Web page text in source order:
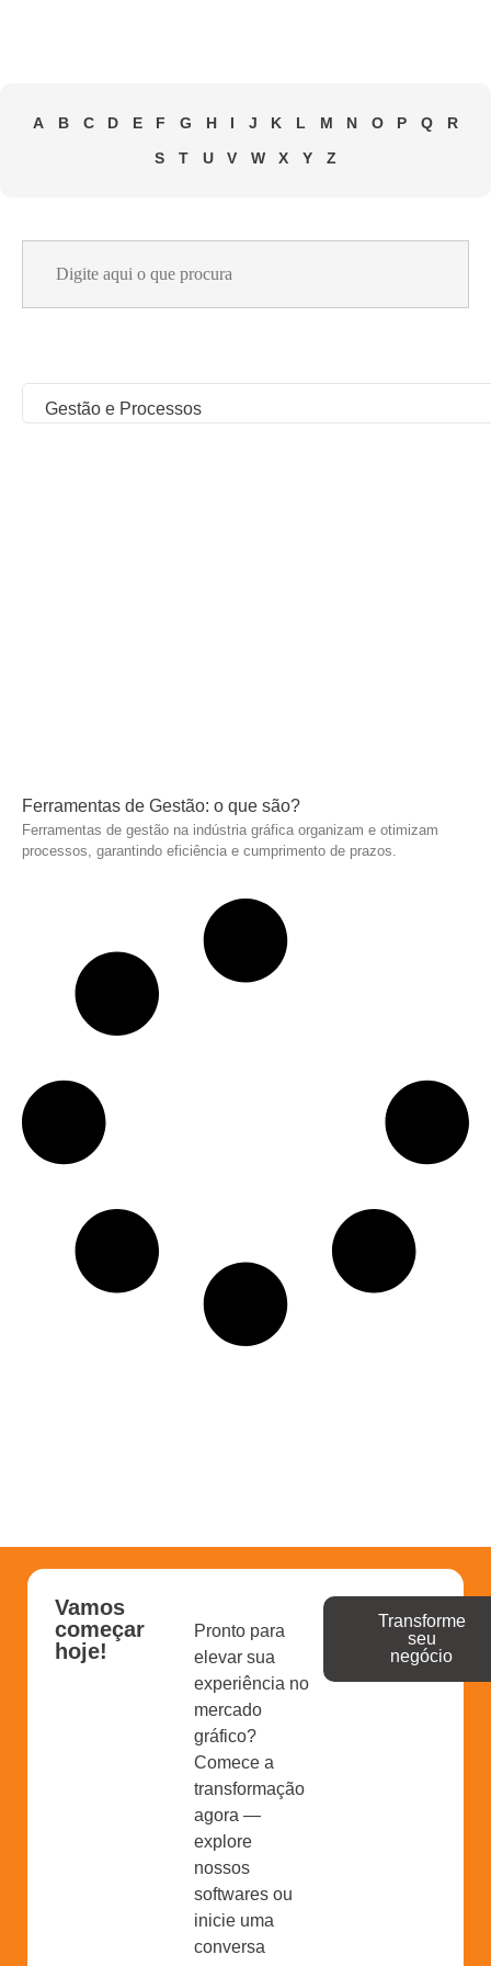
A B C D E F G H I J K L M N O P Q
R
S
T U V W X Y Z
Search
Gestão e Processos
Ferramentas de Gestão: o que são?
Ferramentas de gestão na indústria gráfica organizam e otimizam
processos, garantindo eficiência e cumprimento de prazos.
Vamos
começar
hoje!
Pronto para
elevar sua
experiência no
mercado
gráfico?
Comece a
transformação
agora —
explore
nossos
softwares ou
inicie uma
conversa
Transforme
seu
negócio